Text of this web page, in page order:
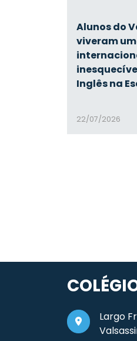
Alunos do
viveram
Inglês na
22/07/2026
Largo